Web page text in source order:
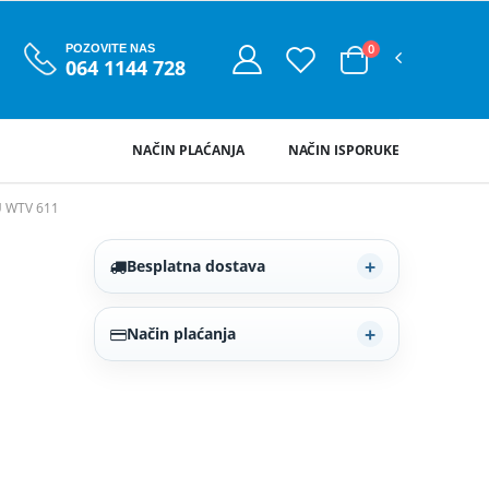
POZOVITE NAS
064 1144 728
0
NAČIN ISPORUKE
NAČIN PLAĆANJA
WTV 611
Besplatna dostava
Način plaćanja